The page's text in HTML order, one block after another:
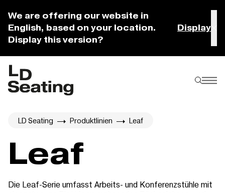
We are offering our website in
English, based on your location.
Display this version?
Display
LD Seating Produktlinien Leaf
Leaf
Die Leaf-Serie umfasst Arbeits- und Konferenzstühle mit